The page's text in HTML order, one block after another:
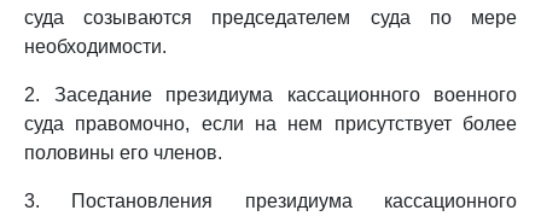
суда созываются председателем суда по мере
необходимости.
2. Заседание президиума кассационного военного
суда правомочно, если на нем присутствует более
половины его членов.
3. Постановления президиума кассационного